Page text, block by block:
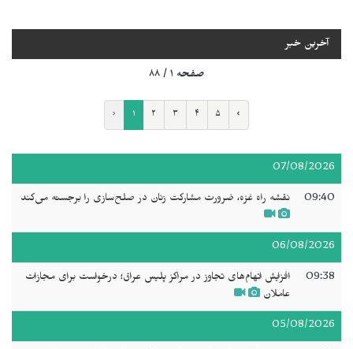
آخرین خبر
صفحه ۱ / ۸۸
‹ ۱ ۲ ۳ ۴ ۵ ›
07/08/2026
09:40 نقشه راه غزه، ضرورت مشارکت زنان در صلح‌سازی را برجسته می‌کند
06/08/2026
09:38
افزایش اتهام‌های تجاوز در مراکز پلیس عراق؛ درخواست برای مجازات
عاملان
05/08/2026